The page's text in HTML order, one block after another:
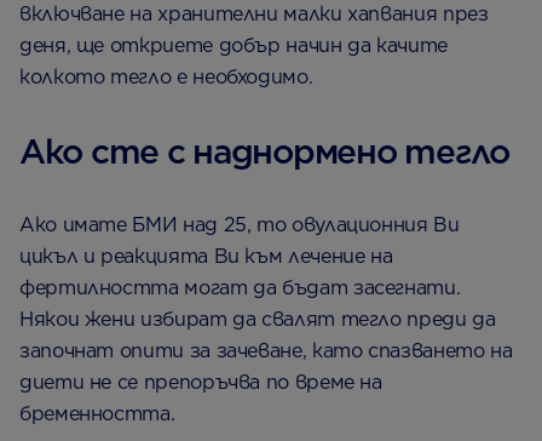
включване на хранителни малки хапвания през
деня, ще откриете добър начин да качите
колкото тегло е необходимо.
Ако сте с наднормено тегло
Ако имате БМИ над 25, то овулационния Ви
цикъл и реакцията Ви към лечение на
фертилността могат да бъдат засегнати.
Някои жени избират да свалят тегло преди да
започнат опити за зачеване, като спазването на
диети не се препоръчва по време на
бременността.